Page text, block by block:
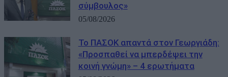
σύμβουλος»
05/08/2026
Το ΠΑΣΟΚ απαντά στον Γεωργιάδη:
«Προσπαθεί να μπερδέψει την
κοινή γνώμη» – 4 ερωτήματα